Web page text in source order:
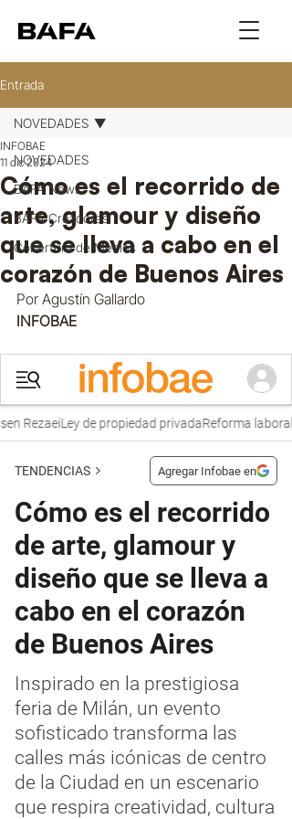
Entrada
NOVEDADES
BAFA News
BAFA Creadores
Cobertura de Medios
NOVEDADES
Cómo es el recorrido de
arte, glamour y diseño
que se lleva a cabo en el
corazón de Buenos Aires
INFOBAE
11 dic 2024
Por Agustín Gallardo
INFOBAE